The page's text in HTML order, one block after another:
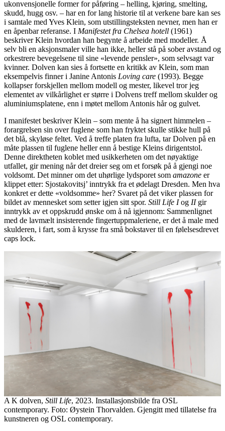
ukonvensjonelle former for påføring – helling, kjøring, smelting,
skudd, hugg osv. – har en for lang historie til at verkene bare kan ses
i samtale med Yves Klein, som utstillingsteksten nevner, men han er
en åpenbar referanse. I Manifestet fra Chelsea hotell (1961)
beskriver Klein hvordan han begynte å arbeide med modeller. Å
selv bli en aksjonsmaler ville han ikke, heller stå på sober avstand og
orkestrere bevegelsene til sine «levende pensler», som selvsagt var
kvinner. Dolven kan sies å fortsette en kritikk av Klein, som man
eksempelvis finner i Janine Antonis Loving care (1993). Begge
kollapser forskjellen mellom modell og mester, likevel tror jeg
elementet av vilkårlighet er større i Dolvens treff mellom skulder og
aluminiumsplatene, enn i møtet mellom Antonis hår og gulvet.
I manifestet beskriver Klein – som mente å ha signert himmelen –
forargrelsen sin over fuglene som han fryktet skulle stikke hull på
det blå, skyløse feltet. Ved å treffe platen fra lufta, tar Dolven på en
måte plassen til fuglene heller enn å bestige Kleins dirigentstol.
Denne direktheten koblet med usikkerheten om det nøyaktige
utfallet, gir mening når det dreier seg om et forsøk på å gjengi noe
voldsomt. Det minner om det uhørlige lydsporet som amazone er
klippet etter: Sjostakovitsj’ inntrykk fra et ødelagt Dresden. Men hva
konkret er dette «voldsomme» her? Svaret på det viker plassen for
bildet av mennesket som setter igjen sitt spor. Still Life Iog IIgir
inntrykk av et oppskrudd ønske om å nå igjennom: Sammenlignet
med de lavmælt insisterende fingertuppmaleriene, er det å male med
skulderen, i fart, som å krysse fra små bokstaver til en følelsesdrevet
caps lock.
A K dolven, Still Life, 2023. Installasjonsbilde fra OSL
contemporary. Foto: Øystein Thorvalden. Gjengitt med tillatelse fra
kunstneren og OSL contemporary.